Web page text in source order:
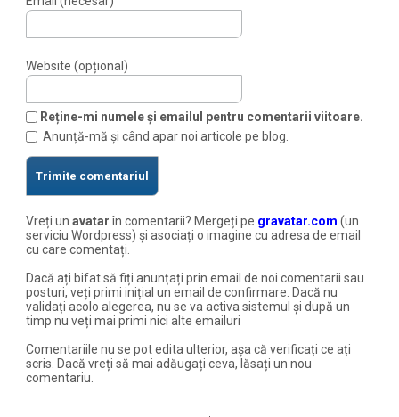
Website (opțional)
Reține-mi numele și emailul pentru comentarii viitoare.
Anunță-mă și când apar noi articole pe blog.
Vreți unavatarîn comentarii? Mergeți pe gravatar.com (un
serviciu Wordpress) și asociați o imagine cu adresa de email
cu care comentați.
Dacă ați bifat să fiți anunțați prin email de noi comentarii sau
posturi, veți primi inițial un email de confirmare. Dacă nu
validați acolo alegerea, nu se va activa sistemul și după un
timp nu veți mai primi nici alte emailuri
Comentariile nu se pot edita ulterior, așa că verificați ce ați
scris. Dacă vreți să mai adăugați ceva, lăsați un nou
comentariu.